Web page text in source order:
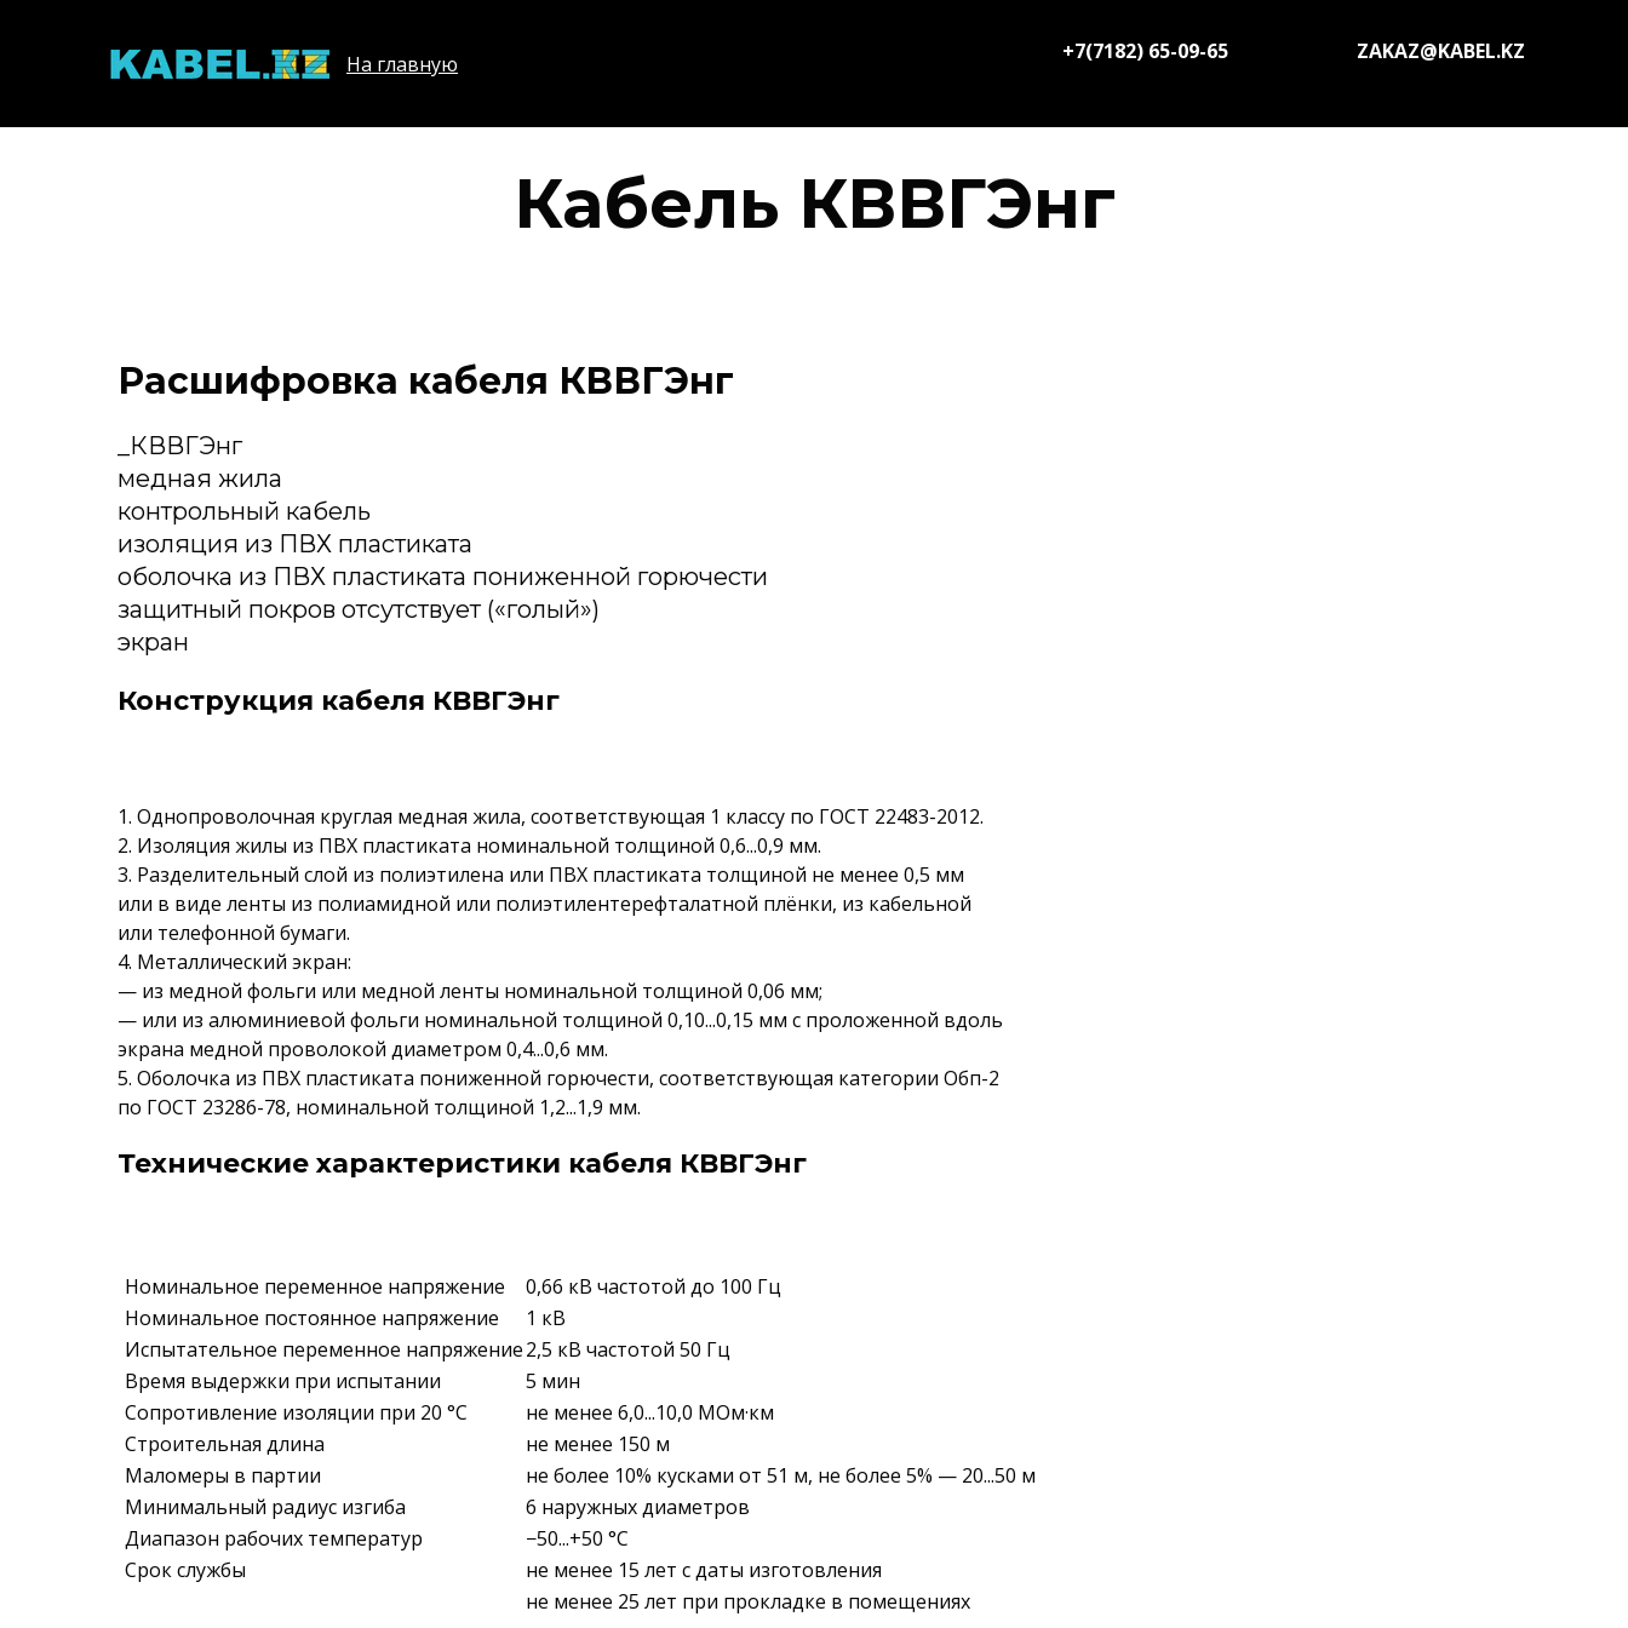
На главную +7(7182) 65-09-65 ZAKAZ@KABEL.KZ
Кабель КВВГЭнг
Расшифровка кабеля КВВГЭнг
_КВВГЭнг
медная жила
контрольный кабель
изоляция из ПВХ пластиката
оболочка из ПВХ пластиката пониженной горючести
защитный покров отсутствует («голый»)
экран
Конструкция кабеля КВВГЭнг
1. Однопроволочная круглая медная жила, соответствующая 1 классу по ГОСТ 22483-2012.
2. Изоляция жилы из ПВХ пластиката номинальной толщиной 0,6...0,9 мм.
3. Разделительный слой из полиэтилена или ПВХ пластиката толщиной не менее 0,5 мм
или в виде ленты из полиамидной или полиэтилентерефталатной плёнки, из кабельной
или телефонной бумаги.
4. Металлический экран:
— из медной фольги или медной ленты номинальной толщиной 0,06 мм;
— или из алюминиевой фольги номинальной толщиной 0,10...0,15 мм с проложенной вдоль
экрана медной проволокой диаметром 0,4...0,6 мм.
5. Оболочка из ПВХ пластиката пониженной горючести, соответствующая категории Обп-2
по ГОСТ 23286-78, номинальной толщиной 1,2...1,9 мм.
Технические характеристики кабеля КВВГЭнг
Номинальное переменное напряжение
0,66 кВ частотой до 100 Гц
Номинальное постоянное напряжение
1 кВ
Испытательное переменное напряжение2,5 кВ частотой 50 Гц
Время выдержки при испытании
5 мин
Сопротивление изоляции при 20 °С
не менее 6,0...10,0 МОм·км
Строительная длина
не менее 150 м
Маломеры в партии
не более 10% кусками от 51 м, не более 5% — 20...50 м
Минимальный радиус изгиба
6 наружных диаметров
Диапазон рабочих температур
−50...+50 °C
Срок службы
не менее 15 лет с даты изготовления
не менее 25 лет при прокладке в помещениях